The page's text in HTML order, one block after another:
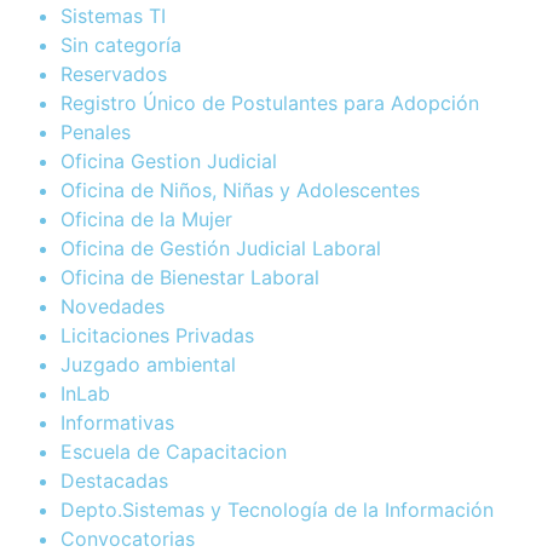
Sistemas TI
Sin categoría
Reservados
Registro Único de Postulantes para Adopción
Penales
Oficina Gestion Judicial
Oficina de Niños, Niñas y Adolescentes
Oficina de la Mujer
Oficina de Gestión Judicial Laboral
Oficina de Bienestar Laboral
Novedades
Licitaciones Privadas
Juzgado ambiental
InLab
Informativas
Escuela de Capacitacion
Destacadas
Depto.Sistemas y Tecnología de la Información
Convocatorias